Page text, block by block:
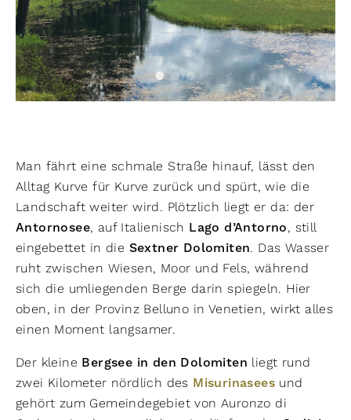
Man fährt eine schmale Straße hinauf, lässt den
Alltag Kurve für Kurve zurück und spürt, wie die
Landschaft weiter wird. Plötzlich liegt er da: der
Antornosee, auf Italienisch Lago d’Antorno, still
eingebettet in die Sextner Dolomiten. Das Wasser
ruht zwischen Wiesen, Moor und Fels, während
sich die umliegenden Berge darin spiegeln. Hier
oben, in der Provinz Belluno in Venetien, wirkt alles
einen Moment langsamer.
Der kleine Bergsee in den Dolomiten liegt rund
zwei Kilometer nördlich des Misurinasees und
gehört zum Gemeindegebiet von Auronzo di